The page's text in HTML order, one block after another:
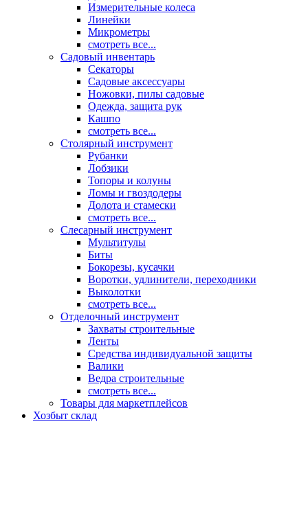
Измерительные колеса
Линейки
Микрометры
смотреть все...
Садовый инвентарь
Секаторы
Садовые аксессуары
Ножовки, пилы садовые
Одежда, защита рук
Кашпо
смотреть все...
Столярный инструмент
Рубанки
Лобзики
Топоры и колуны
Ломы и гвоздодеры
Долота и стамески
смотреть все...
Слесарный инструмент
Мультитулы
Биты
Бокорезы, кусачки
Воротки, удлинители, переходники
Выколотки
смотреть все...
Отделочный инструмент
Захваты строительные
Ленты
Средства индивидуальной защиты
Валики
Ведра строительные
смотреть все...
Товары для маркетплейсов
Хозбыт склад